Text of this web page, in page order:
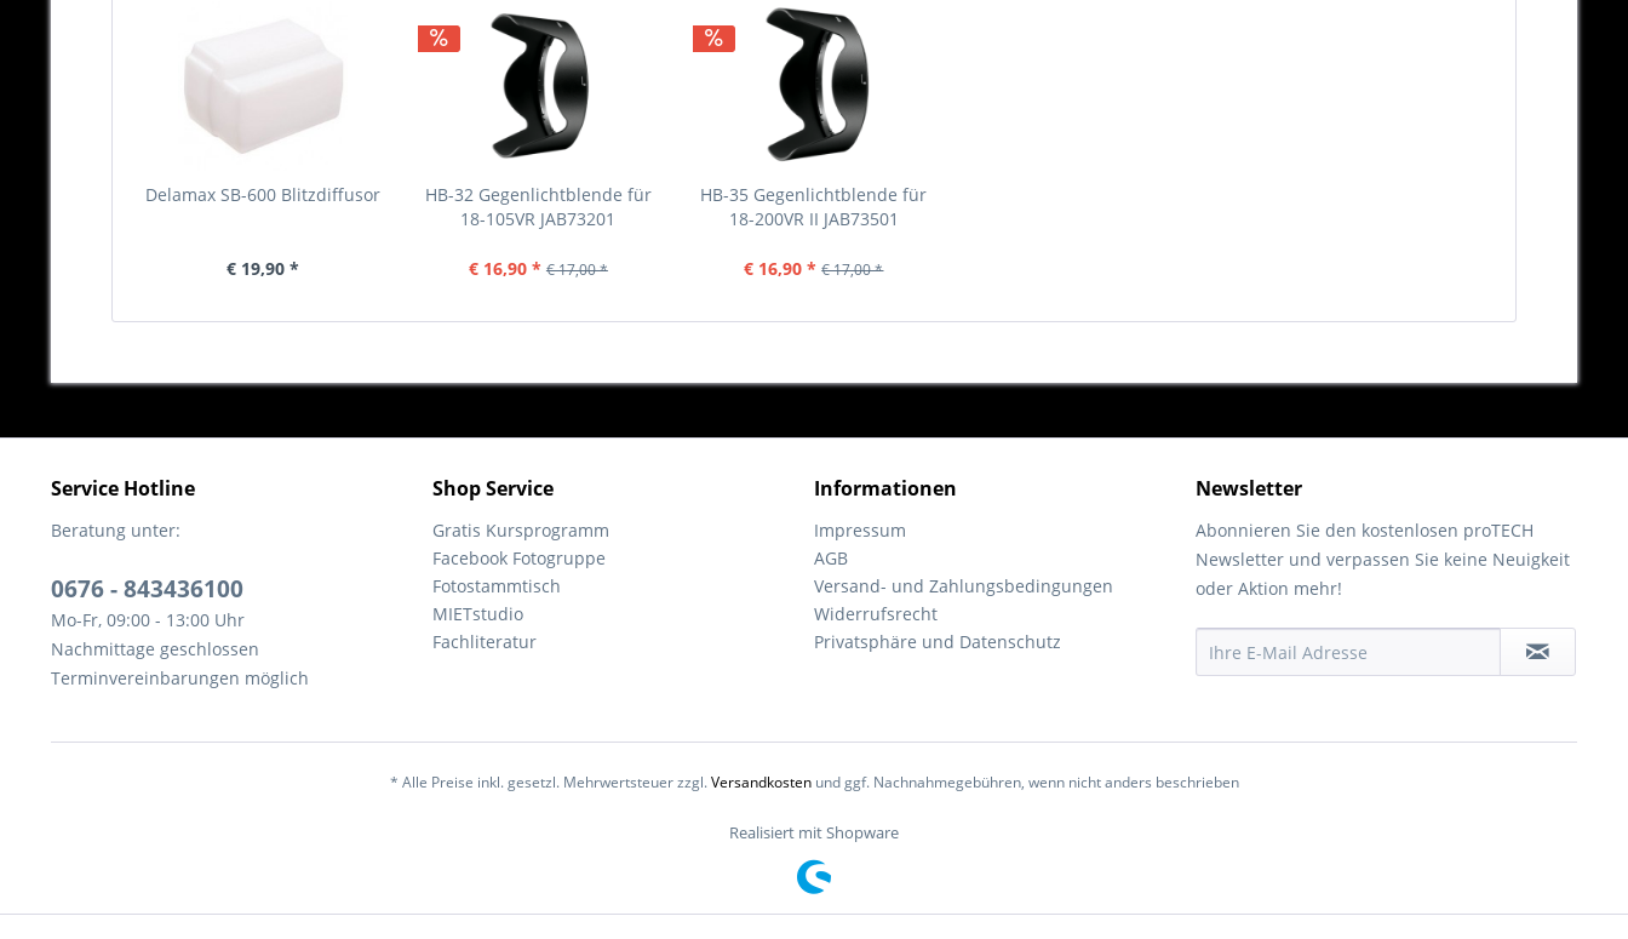
Delamax SB-600 Blitzdiffusor
€ 19,90 *
HB-32 Gegenlichtblende für
18-105VR JAB73201
€ 16,90 * € 17,00 *
HB-35 Gegenlichtblende für
18-200VR II JAB73501
€ 16,90 * € 17,00 *
Service Hotline
Beratung unter:
0676 - 843436100
Mo-Fr, 09:00 - 13:00 Uhr
Nachmittage geschlossen
Terminvereinbarungen möglich
Shop Service
Gratis Kursprogramm
Facebook Fotogruppe
Fotostammtisch
MIETstudio
Fachliteratur
Informationen
Impressum
AGB
Versand- und Zahlungsbedingungen
Widerrufsrecht
Privatsphäre und Datenschutz
Newsletter
Abonnieren Sie den kostenlosen proTECH
Newsletter und verpassen Sie keine Neuigkeit
oder Aktion mehr!
* Alle Preise inkl. gesetzl. Mehrwertsteuer zzgl.Versandkostenund ggf. Nachnahmegebühren, wenn nicht anders beschrieben
Realisiert mit Shopware